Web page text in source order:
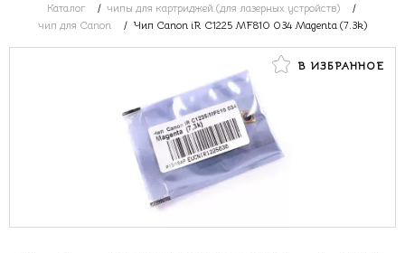
Каталог / чипы для картриджей (для лазерных устройств)
/
чип для Canon
/ Чип Canon iR C1225 MF810 034 Magenta (7.3k)
В ИЗБРАННОЕ